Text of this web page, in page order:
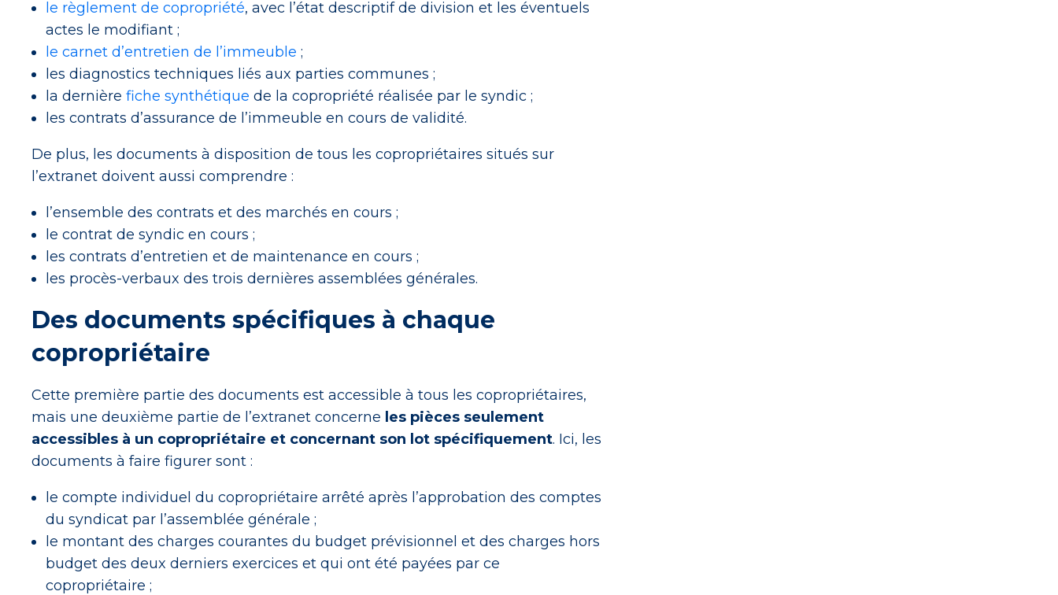
le règlement de copropriété, avec l’état descriptif de division et les éventuels
actes le modifiant ;
le carnet d’entretien de l’immeuble ;
les diagnostics techniques liés aux parties communes ;
la dernière fiche synthétique de la copropriété réalisée par le syndic ;
les contrats d’assurance de l’immeuble en cours de validité.
De plus, les documents à disposition de tous les copropriétaires situés sur
l’extranet doivent aussi comprendre :
l’ensemble des contrats et des marchés en cours ;
le contrat de syndic en cours ;
les contrats d’entretien et de maintenance en cours ;
les procès-verbaux des trois dernières assemblées générales.
Des documents spécifiques à chaque
copropriétaire
Cette première partie des documents est accessible à tous les copropriétaires,
mais une deuxième partie de l’extranet concerne les pièces seulement
accessibles à un copropriétaire et concernant son lot spécifiquement. Ici, les
documents à faire figurer sont :
le compte individuel du copropriétaire arrêté après l’approbation des comptes
du syndicat par l’assemblée générale ;
le montant des charges courantes du budget prévisionnel et des charges hors
budget des deux derniers exercices et qui ont été payées par ce
copropriétaire ;